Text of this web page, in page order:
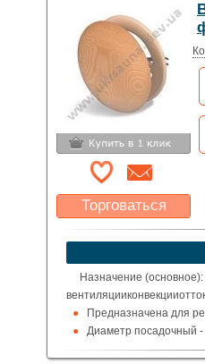
Торговаться
Какая цена Вас
устроит?
Указать цену
Назначение (основное):
Предназначена для
Диаметр посадочный
Материал: Ольха,